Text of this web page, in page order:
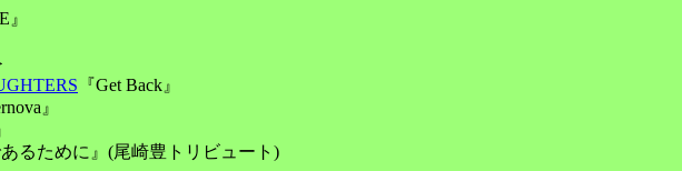
』
『Get Back』
』
あるために』(尾崎豊トリビュート)